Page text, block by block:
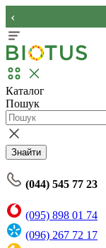
‹
Каталог
Пошук
Знайти
(044) 545 77 23
(095) 898 01 74
(096) 267 72 17